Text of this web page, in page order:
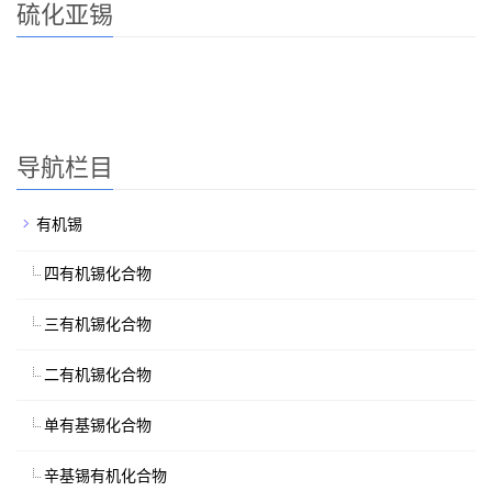
硫化亚锡
导航栏目
有机锡
四有机锡化合物
三有机锡化合物
二有机锡化合物
单有基锡化合物
辛基锡有机化合物